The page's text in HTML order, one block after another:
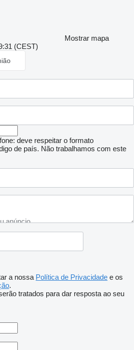
Mostrar mapa
(CEST)
deve respeitar o formato
de país. Não trabalhamos com este
a nossa Política de Privacidade e os
.
tratados para dar resposta ao seu